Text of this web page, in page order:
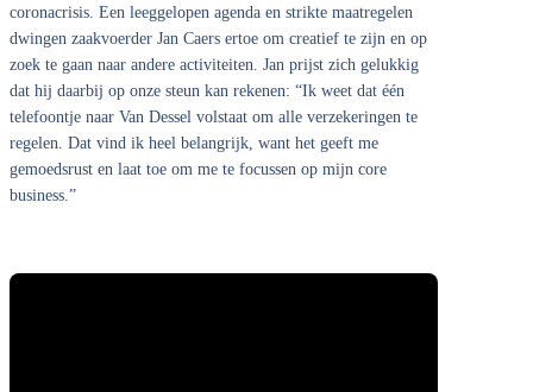
coronacrisis. Een leeggelopen agenda en strikte maatregelen
dwingen zaakvoerder Jan Caers ertoe om creatief te zijn en op
zoek te gaan naar andere activiteiten. Jan prijst zich gelukkig
dat hij daarbij op onze steun kan rekenen: “Ik weet dat één
telefoontje naar Van Dessel volstaat om alle verzekeringen te
regelen. Dat vind ik heel belangrijk, want het geeft me
gemoedsrust en laat toe om me te focussen op mijn core
business.”